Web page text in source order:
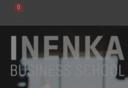
0